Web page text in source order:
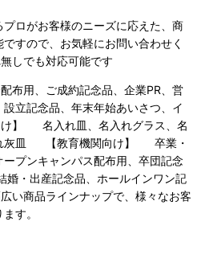
プロがお客様のニーズに応えた、商
すので、お気軽にお問い合わせく
しでも対応可能です
布用、ご成約記念品、企業PR、営
立記念品、年末年始あいさつ、イ
】 名入れ皿、名入れグラス、名
れ灰皿 【教育機関向け】 卒業・
プンキャンパス配布用、卒団記念
出産記念品、ホールインワン記
商品ラインナップで、様々なお客
す。